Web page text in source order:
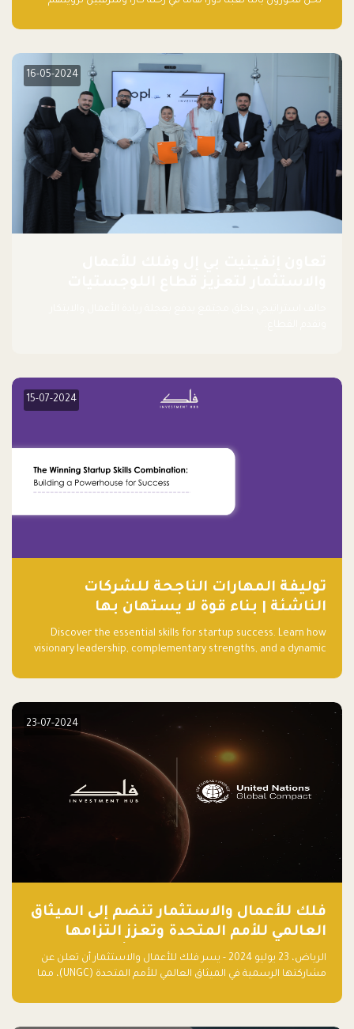
جيدًا لكوكبنا فحسب، بل إنه جيد أيضًا للأعمال”.
16-05-2024
15-07-2024
توليفة المهارات الناجحة للشركات
الناشئة | بناء قوة لا يستهان بها
Discover the essential skills for startup success. Learn how
visionary leadership, complementary strengths, and a dynamic
elevate your startup! Follow us @FalakHub
23-07-2024
فلك للأعمال والاستثمار تنضم إلى الميثاق
العالمي للأمم المتحدة وتعزز التزامها
بالاستدامة مع مسرعة فلاقشِب: تقنيات
المناخ
الرياض، 23 يوليو 2024 - يسر فلك للأعمال والاستثمار أن تعلن عن
مشاركتها الرسمية في الميثاق العالمي للأمم المتحدة (UNGC)، مما